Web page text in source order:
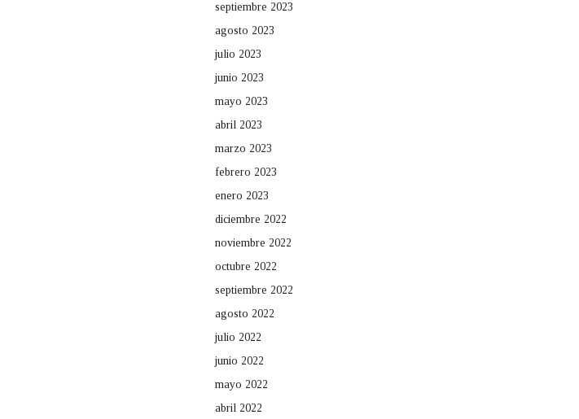
septiembre 2023
agosto 2023
julio 2023
junio 2023
mayo 2023
abril 2023
marzo 2023
febrero 2023
enero 2023
diciembre 2022
noviembre 2022
octubre 2022
septiembre 2022
agosto 2022
julio 2022
junio 2022
mayo 2022
abril 2022